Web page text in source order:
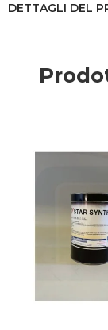
DETTAGLI DEL